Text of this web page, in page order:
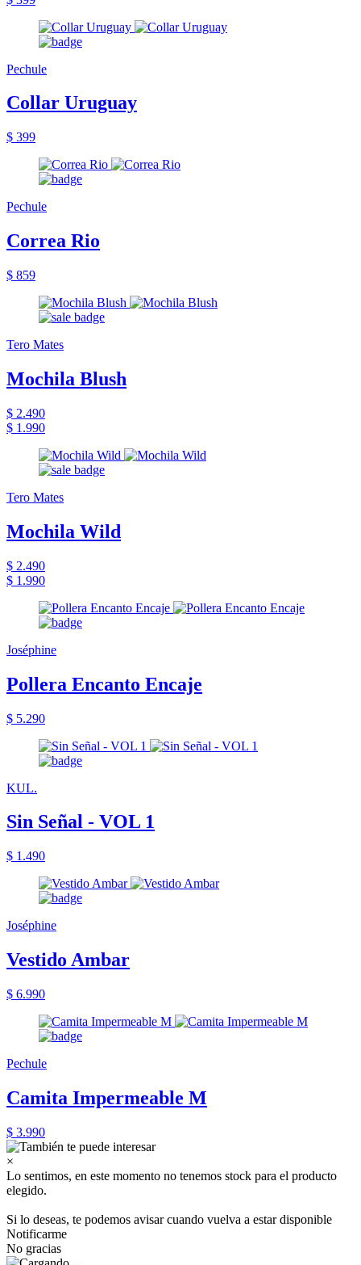
Pechule
Collar Uruguay
$ 399
Pechule
Correa Rio
$ 859
Tero Mates
Mochila Blush
$ 2.490
$ 1.990
Tero Mates
Mochila Wild
$ 2.490
$ 1.990
Joséphine
Pollera Encanto Encaje
$ 5.290
KUL.
Sin Señal - VOL 1
$ 1.490
Joséphine
Vestido Ambar
$ 6.990
Pechule
Camita Impermeable M
$ 3.990
×
Lo sentimos, en este momento no tenemos stock para el producto
elegido.
Si lo deseas, te podemos avisar cuando vuelva a estar disponible
Notificarme
No gracias